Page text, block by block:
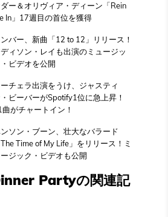
ー＆オリヴィア・ディーン「Rein
In」17週目の首位を獲得
ンバー、新曲「12 to 12」リリース！
ィソン・レイも出演のミュージッ
ビデオを公開
ーチェラ出演をうけ、ジャスティ
ビーバーがSpotify1位に急上昇！
曲がチャートイン！
ソン・ブーン、壮大なバラード
The Time of My Life」をリリース！ミ
ジック・ビデオも公開
Partyの関連記